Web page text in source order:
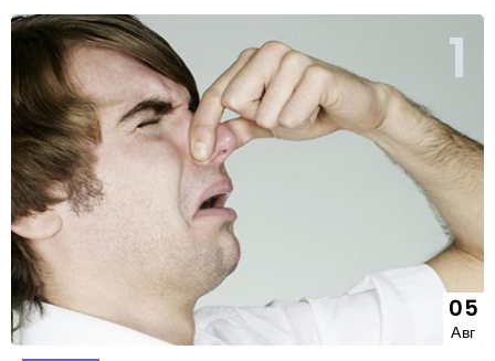
05
Авг